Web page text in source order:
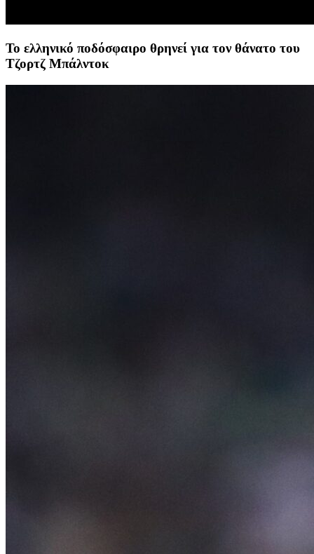
Το ελληνικό ποδόσφαιρο θρηνεί για τον θάνατο του
Τζορτζ Μπάλντοκ